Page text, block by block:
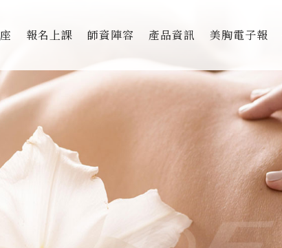
班
班
班
報名上課 師資陣容 產品資訊
獨家儀器
芳療精油
私密處保養
撫紋保養
美胸電子報